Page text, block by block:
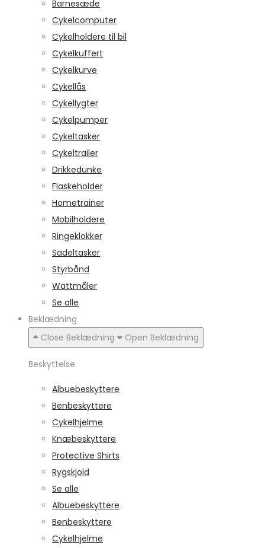
Barnesæde
Cykelcomputer
Cykelholdere til bil
Cykelkuffert
Cykelkurve
Cykellås
Cykellygter
Cykelpumper
Cykeltasker
Cykeltrailer
Drikkedunke
Flaskeholder
Hometrainer
Mobilholdere
Ringeklokker
Sadeltasker
Styrbånd
Wattmåler
Se alle
Beklædning
Close Beklædning
Open Beklædning
Beskyttelse
Albuebeskyttere
Benbeskyttere
Cykelhjelme
Knæbeskyttere
Protective Shirts
Rygskjold
Se alle
Albuebeskyttere
Benbeskyttere
Cykelhjelme